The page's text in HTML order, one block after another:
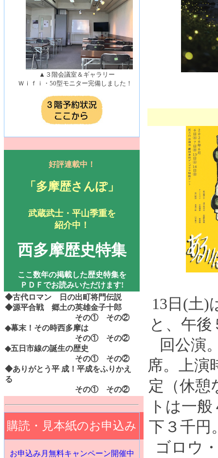
▲３階会議室＆ギャラリー
Ｗｉｆｉ・50型モニター完備しました！
好評連載中！
「多摩歴さんぽ」
武蔵武士・平山季重を
紹介中！
西多摩歴史特集
ここ数年の掲載した歴史特集を
ＰＤＦでお読みいただけます!
◆古代ロマン 日の出町将門伝説
◆源平合戦 郷土の英雄金子十郎
その① その②
◆幕末！その時西多摩は
その①
その②
◆五日市線の誕生の歴史
その①
その②
◆ありがとう平 成！平成をふりかえ
る
その① その②
購読・見本紙のお申込み
お申込み月無料キャンペーン開催中
13日(土)
と、午後
回公演
席。上演
定（休憩
トは一
下３千円
ゴロウ